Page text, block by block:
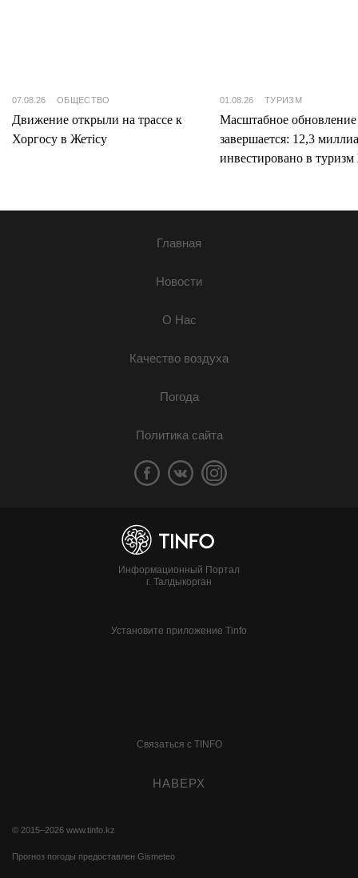
07.08.26 ОБЩЕСТВО
Движение открыли на трассе к
Хоргосу в Жетісу
01.08.26 ТУРИЗМ
Масштабное
завершается: 12,3
инвестировано в туризм
Главная
Новости
О Нас
Качество воздуха
Погода
Политика сайта
Информационный Портал
г. Талдыкорган
Установите приложение Tinfo
Связаться с TINFO
НАВЕРХ
© 2015–2026 www.tinfo.kz
Прогноз погоды предоставлен Gismeteo